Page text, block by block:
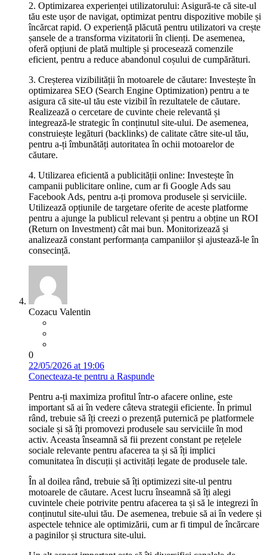
2. Optimizarea experienței utilizatorului: Asigură-te că site-ul
tău este ușor de navigat, optimizat pentru dispozitive mobile și
încărcat rapid. O experiență plăcută pentru utilizatori va crește
șansele de a transforma vizitatorii în clienți. De asemenea,
oferă opțiuni de plată multiple și procesează comenzile
eficient, pentru a reduce abandonul coșului de cumpărături.
3. Creșterea vizibilității în motoarele de căutare: Investește în
optimizarea SEO (Search Engine Optimization) pentru a te
asigura că site-ul tău este vizibil în rezultatele de căutare.
Realizează o cercetare de cuvinte cheie relevantă și
integrează-le strategic în conținutul site-ului. De asemenea,
construiește legături (backlinks) de calitate către site-ul tău,
pentru a-ți îmbunătăți autoritatea în ochii motoarelor de
căutare.
4. Utilizarea eficientă a publicității online: Investește în
campanii publicitare online, cum ar fi Google Ads sau
Facebook Ads, pentru a-ți promova produsele și serviciile.
Utilizează opțiunile de targetare oferite de aceste platforme
pentru a ajunge la publicul relevant și pentru a obține un ROI
(Return on Investment) cât mai bun. Monitorizează și
analizează constant performanța campaniilor și ajustează-le în
consecință.
Cozacu Valentin
0
22/05/2026 at 19:06
Conecteaza-te pentru a Raspunde
Pentru a-ți maximiza profitul într-o afacere online, este
important să ai în vedere câteva strategii eficiente. În primul
rând, trebuie să îți creezi o prezență puternică pe platformele
sociale și să îți promovezi produsele sau serviciile în mod
activ. Aceasta înseamnă să fii prezent constant pe rețelele
sociale relevante pentru afacerea ta și să îți implici
comunitatea în discuții și activități legate de produsele tale.
În al doilea rând, trebuie să îți optimizezi site-ul pentru
motoarele de căutare. Acest lucru înseamnă să îți alegi
cuvintele cheie potrivite pentru afacerea ta și să le integrezi în
conținutul site-ului tău. De asemenea, trebuie să ai în vedere și
aspectele tehnice ale optimizării, cum ar fi timpul de încărcare
a paginilor și structura site-ului.